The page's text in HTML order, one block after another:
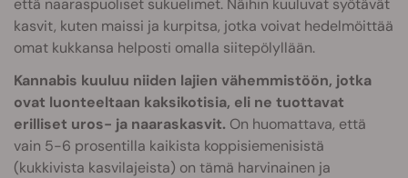
että naaraspuoliset sukuelimet. Näihin kuuluvat syötävät
kasvit, kuten maissi ja kurpitsa, jotka voivat hedelmöittää
omat kukkansa helposti omalla siitepölyllään.
Kannabis kuuluu niiden lajien vähemmistöön, jotka
ovat luonteeltaan kaksikotisia, eli ne tuottavat
erilliset uros- ja naaraskasvit. On huomattava, että
vain 5-6 prosentilla kaikista koppisiemenisistä
(kukkivista kasvilajeista) on tämä harvinainen ja